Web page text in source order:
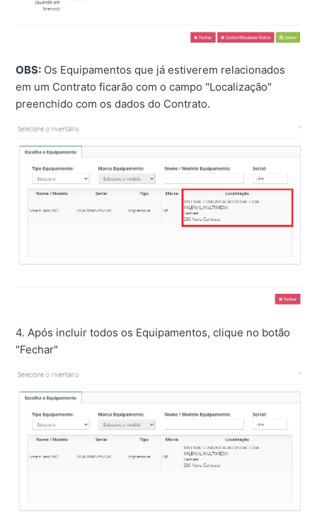
OBS: Os Equipamentos que já estiverem relacionados
em um Contrato ficarão com o campo "Localização"
preenchido com os dados do Contrato.
4. Após incluir todos os Equipamentos, clique no botão
"Fechar"